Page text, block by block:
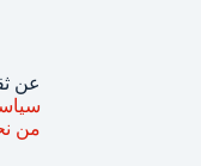
عن
من